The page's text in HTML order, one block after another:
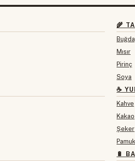
🌾
Mısır
Pirinç
Soya
☕
Kahve
Kakao
Şeker
Pamuk
🔋